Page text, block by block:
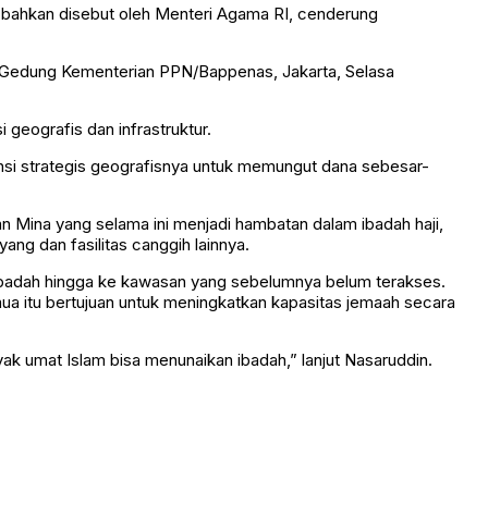
disebut oleh Menteri Agama RI, cenderung
Kementerian PPN/Bappenas, Jakarta, Selasa
geografis dan infrastruktur.
strategis geografisnya untuk memungut dana sebesar-
yang selama ini menjadi hambatan dalam ibadah haji,
dan fasilitas canggih lainnya.
hingga ke kawasan yang sebelumnya belum terakses.
itu bertujuan untuk meningkatkan kapasitas jemaah secara
umat Islam bisa menunaikan ibadah,” lanjut Nasaruddin.